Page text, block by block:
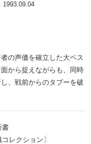
1993.09.04
の声価を確立した大ベス
から捉えながらも、同時
、戦前からのタブーを破
書
コレクション〕